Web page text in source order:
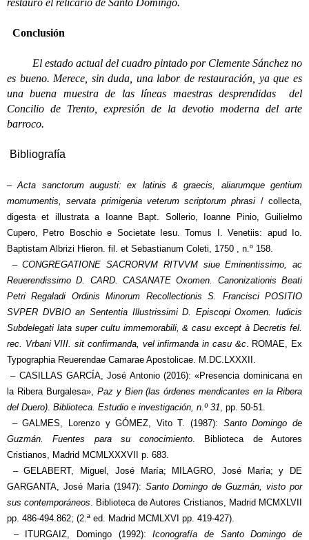
restauró el relicario de Santo Domingo.
Conclusión
El estado actual del cuadro pintado por Clemente Sánchez no
es bueno. Merece, sin duda, una labor de restauración, ya que es
una buena muestra de las líneas maestras desprendidas del
Concilio de Trento, expresión de la devotio moderna del arte
barroco.
Bibliografía
–Acta sanctorum augusti: ex latinis & graecis, aliarumque gentium
momumentis, servata primigenia veterum scriptorum phrasi / collecta,
digesta et illustrata a Ioanne Bapt. Sollerio, Ioanne Pinio, Guilielmo
Cupero, Petro Boschio e Societate Iesu. Tomus I. Venetiis: apud Io.
Baptistam Albrizi Hieron. fil. et Sebastianum Coleti, 1750 , n.º 158.
–CONGREGATIONE SACRORVM RITVVM siue Eminentissimo, ac
Reuerendissimo D. CARD. CASANATE Oxomen. Canonizationis Beati
Petri Regaladi Ordinis Minorum Recollectionis S. Francisci POSITIO
SVPER DVBIO an Sententia Illustrissimi D. Episcopi Oxomen. Iudicis
Subdelegati lata super cultu immemorabili, & casu except à Decretis fel.
rec. Vrbani VIII. sit confirmanda, vel infirmanda in casu &c. ROMAE, Ex
Typographia Reuerendae Camarae Apostolicae. M.DC.LXXXII.
– CASILLAS GARCÍA, José Antonio (2016): «Presencia dominicana en
la Ribera Burgalesa», Paz y Bien (las órdenes mendicantes en la Ribera
del Duero) Biblioteca. Estudio e investigación, n.º 31 , pp. 50-51.
– GALMES, Lorenzo y GÓMEZ, Vito T. (1987): Santo Domingo de
Guzmán. Fuentes para su conocimiento . Biblioteca de Autores
Cristianos, Madrid MCMLXXXVII p. 683.
– GELABERT, Miguel, José María; MILAGRO, José María; y DE
GARGANTA, José María (1947): Santo Domingo de Guzmán, visto por
sus contemporáneos . Biblioteca de Autores Cristianos, Madrid MCMXLVII
pp. 486-494.862; (2.ª ed. Madrid MCMLXVI pp. 419-427).
– ITURGAIZ, Domingo (1992):Iconografía de Santo Domingo de